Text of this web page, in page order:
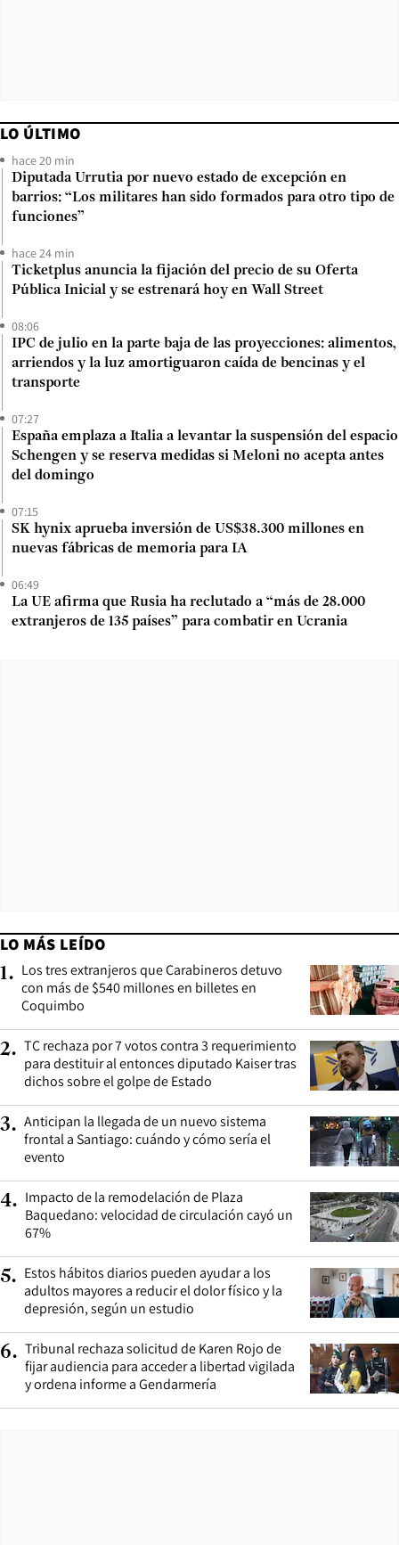
LO ÚLTIMO
hace 20 min
Diputada Urrutia por nuevo estado de excepción en
barrios: “Los militares han sido formados para otro tipo de
funciones”
hace 24 min
Ticketplus anuncia la fijación del precio de su Oferta
Pública Inicial y se estrenará hoy en Wall Street
08:06
IPC de julio en la parte baja de las proyecciones: alimentos,
arriendos y la luz amortiguaron caída de bencinas y el
transporte
07:27
España emplaza a Italia a levantar la suspensión del espacio
Schengen y se reserva medidas si Meloni no acepta antes
del domingo
07:15
SK hynix aprueba inversión de US$38.300 millones en
nuevas fábricas de memoria para IA
06:49
La UE afirma que Rusia ha reclutado a “más de 28.000
extranjeros de 135 países” para combatir en Ucrania
LO MÁS LEÍDO
1. Los tres extranjeros que Carabineros detuvo
con más de $540 millones en billetes en
Coquimbo
2. TC rechaza por 7 votos contra 3 requerimiento
para destituir al entonces diputado Kaiser tras
dichos sobre el golpe de Estado
3. Anticipan la llegada de un nuevo sistema
frontal a Santiago: cuándo y cómo sería el
evento
4. Impacto de la remodelación de Plaza
Baquedano: velocidad de circulación cayó un
67%
5. Estos hábitos diarios pueden ayudar a los
adultos mayores a reducir el dolor físico y la
depresión, según un estudio
6. Tribunal rechaza solicitud de Karen Rojo de
fijar audiencia para acceder a libertad vigilada
y ordena informe a Gendarmería